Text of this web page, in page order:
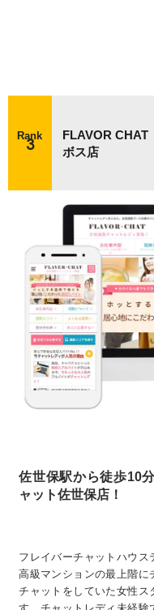
Rank
FLAVOR CHAT
ボス店
佐世保駅から徒歩10
ャット佐世保店！
フレイバーチャットハウ
高級マンションの最上階に
チャットをしていた女性ス